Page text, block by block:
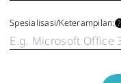
Spesialisasi/​Keterampilan: ?